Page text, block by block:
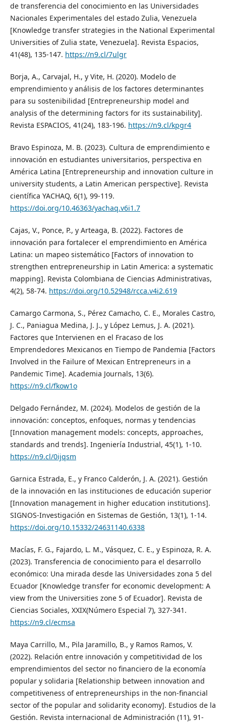
de transferencia del conocimiento en las Universidades
Nacionales Experimentales del estado Zulia, Venezuela
[Knowledge transfer strategies in the National Experimental
Universities of Zulia state, Venezuela]. Revista Espacios,
41(48), 135-147. https://n9.cl/7ulgr
Borja, A., Carvajal, H., y Vite, H. (2020). Modelo de
emprendimiento y análisis de los factores determinantes
para su sostenibilidad [Entrepreneurship model and
analysis of the determining factors for its sustainability].
Revista ESPACIOS, 41(24), 183-196. https://n9.cl/kpgr4
Bravo Espinoza, M. B. (2023). Cultura de emprendimiento e
innovación en estudiantes universitarios, perspectiva en
América Latina [Entrepreneurship and innovation culture in
university students, a Latin American perspective]. Revista
científica YACHAQ, 6(1), 99-119.
https://doi.org/10.46363/yachaq.v6i1.7
Cajas, V., Ponce, P., y Arteaga, B. (2022). Factores de
innovación para fortalecer el emprendimiento en América
Latina: un mapeo sistemático [Factors of innovation to
strengthen entrepreneurship in Latin America: a systematic
mapping]. Revista Colombiana de Ciencias Administrativas,
4(2), 58-74. https://doi.org/10.52948/rcca.v4i2.619
Camargo Carmona, S., Pérez Camacho, C. E., Morales Castro,
J. C., Paniagua Medina, J. J., y López Lemus, J. A. (2021).
Factores que Intervienen en el Fracaso de los
Emprendedores Mexicanos en Tiempo de Pandemia [Factors
Involved in the Failure of Mexican Entrepreneurs in a
Pandemic Time]. Academia Journals, 13(6).
https://n9.cl/fkow1o
Delgado Fernández, M. (2024). Modelos de gestión de la
innovación: conceptos, enfoques, normas y tendencias
[Innovation management models: concepts, approaches,
standards and trends]. Ingeniería Industrial, 45(1), 1-10.
https://n9.cl/0ijqsm
Garnica Estrada, E., y Franco Calderón, J. A. (2021). Gestión
de la innovación en las instituciones de educación superior
[Innovation management in higher education institutions].
SIGNOS-Investigación en Sistemas de Gestión, 13(1), 1-14.
https://doi.org/10.15332/24631140.6338
Macías, F. G., Fajardo, L. M., Vásquez, C. E., y Espinoza, R. A.
(2023). Transferencia de conocimiento para el desarrollo
económico: Una mirada desde las Universidades zona 5 del
Ecuador [Knowledge transfer for economic development: A
view from the Universities zone 5 of Ecuador]. Revista de
Ciencias Sociales, XXIX(Número Especial 7), 327-341.
https://n9.cl/ecmsa
Maya Carrillo, M., Pila Jaramillo, B., y Ramos Ramos, V.
(2022). Relación entre innovación y competitividad de los
emprendimientos del sector no financiero de la economía
popular y solidaria [Relationship between innovation and
competitiveness of entrepreneurships in the non-financial
sector of the popular and solidarity economy]. Estudios de la
Gestión. Revista internacional de Administración (11), 91-